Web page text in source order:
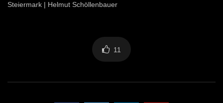
Steiermark | Helmut Schöllenbauer
11